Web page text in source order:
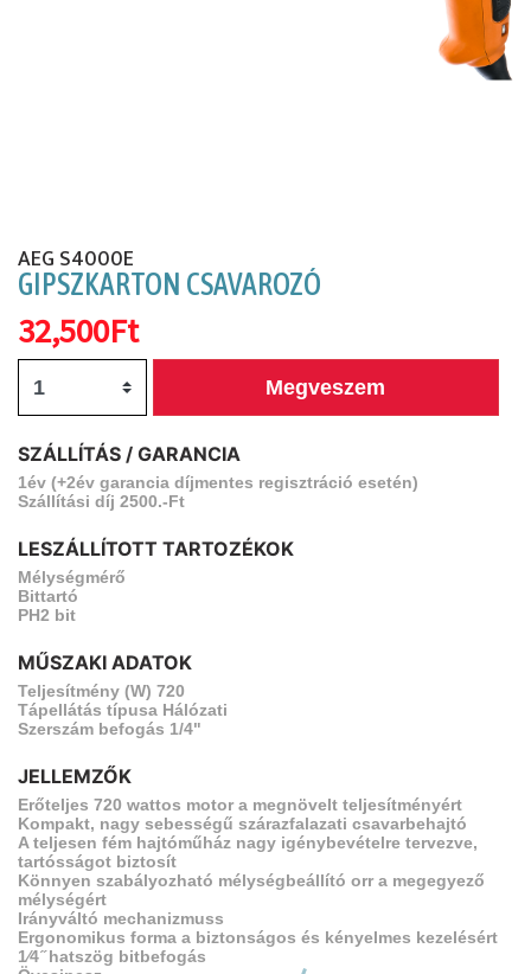
AEG S4000E
GIPSZKARTON CSAVAROZÓ
32,500Ft
Megveszem
SZÁLLÍTÁS / GARANCIA
1év (+2év garancia díjmentes regisztráció esetén)
Szállítási díj 2500.-Ft
LESZÁLLÍTOTT TARTOZÉKOK
Mélységmérő
Bittartó
PH2 bit
MŰSZAKI ADATOK
Teljesítmény (W) 720
Tápellátás típusa Hálózati
Szerszám befogás 1/4"
JELLEMZŐK
Erőteljes 720 wattos motor a megnövelt teljesítményért
Kompakt, nagy sebességű szárazfalazati csavarbehajtó
A teljesen fém hajtóműház nagy igénybevételre tervezve,
tartósságot biztosít
Könnyen szabályozható mélységbeállító orr a megegyező
mélységért
Irányváltó mechanizmuss
Ergonomikus forma a biztonságos és kényelmes kezelésért
1⁄4 ̋ hatszög bitbefogás